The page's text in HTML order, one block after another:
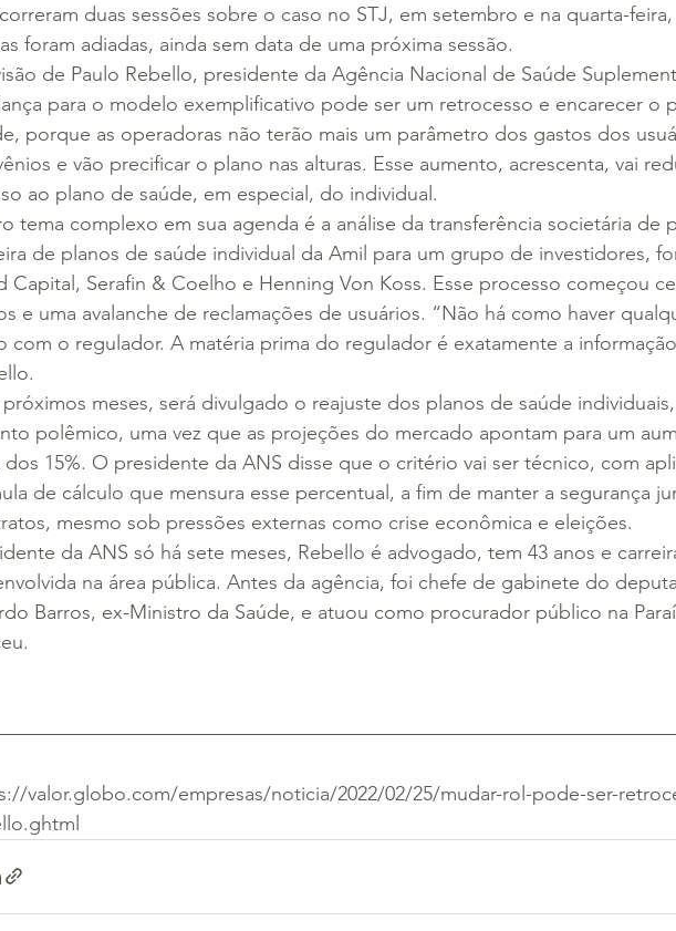
duas sessões sobre o caso no STJ, em setembro e na quarta-feira,
foram adiadas, ainda sem data de uma próxima sessão.
de Paulo Rebello, presidente da Agência Nacional de Saúde
para o modelo exemplificativo pode ser um retrocesso e encarecer o
porque as operadoras não terão mais um parâmetro dos gastos dos
e vão precificar o plano nas alturas. Esse aumento, acrescenta, vai
ao plano de saúde, em especial, do individual.
tema complexo em sua agenda é a análise da transferência societária de
de planos de saúde individual da Amil para um grupo de investidores,
Capital, Serafin & Coelho e Henning Von Koss. Esse processo começou
e uma avalanche de reclamações de usuários. “Não há como haver
com o regulador. A matéria prima do regulador é exatamente a
meses, será divulgado o reajuste dos planos de saúde
polêmico, uma vez que as projeções do mercado apontam para um
dos 15%. O presidente da ANS disse que o critério vai ser técnico, com
de cálculo que mensura esse percentual, a fim de manter a segurança
mesmo sob pressões externas como crise econômica e eleições.
da ANS só há sete meses, Rebello é advogado, tem 43 anos e
na área pública. Antes da agência, foi chefe de gabinete do
Barros, ex-Ministro da Saúde, e atuou como procurador público na
valor.globo.com/empresas/noticia/2022/02/25/mudar-rol-pode-ser-